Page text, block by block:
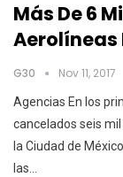
Más De 6
Aerolíneas
G30 Nov 11, 2017
Agencias En los
cancelados seis
la Ciudad de
las…